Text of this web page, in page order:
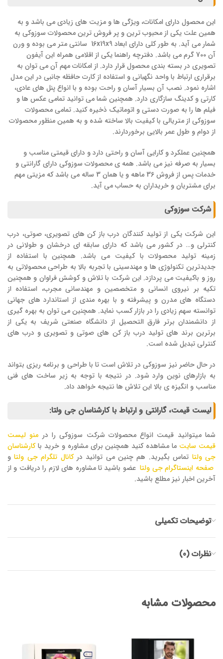
این محصول دارای امکانات، ویژگی ها و مزیت های زیادی می باشد و به
همین علت یکی از محبوب ترین و پر فروش ترین محصولات سوزوکی به
شمار می آید. به طور کلی دارای ابعاد 16x19x9 سانتی متر می بوده و ورن
آن 700 گرم می باشد. دفترچه راهنما یکی از اقلامی همراه این آیفون
تصویری در بسته بندی محصول قرار دارد. از امکانات مهم آن می توان به
برقراری ارتباط با واحد نگهبانی و استفاده از کارت حافظه جانبی در این مدل
اشاره نمود. نصب آن بسیار آسان و راحت بوده و با انواع پنل های عادی،
کارتی و کدینگ سازگاری دارد. همچنین شما می توانید تمامی عکس ها و
فیلم ها را به صورت دستی و اتوماتیک ذخیره کنید. تمامی محصولات
سوزوکی از متریالی با کیفیت بالا ساخته شده و به همین منظور محصولات
از دوام و طول عمر بالایی برخوردارند.
همچنین عملکرد و کارایی آسان و راحتی دارد و دارای قیمتی مناسب و
بسیار به صرفه نیز می باشد. همه ی محصولات سوزوکی دارای گارانتی و
خدمات پس از فروش 36 ماهه و یا همان 3 ساله می باشد که مزیتی مهم
برای مشتریان و خریداران به حساب می آید.
شرکت سوزوکی
این شرکت یکی از تولید کنندگان درب باز کن های تصویری، صوتی، درب
کنترلی و… در کشور می باشد که دارای سابقه ای درخشان و طولانی در
زمینه تولید محصولات با کیفیت می باشد. همچنین با استفاده از
جدیدترین تکنولوژی ها و مهندسینی با تجربه بالا به طراحی محصولاتی به
روز و باکیفیت می پردازد. این شرکت با تلاش و کوشش فراوان و همچنین
تکیه بر نیروی انسانی و متخصصین و مهندسانی مجرب، استفاده از
دستگاه های مدرن و پیشرفته و با بهره مندی از استاندارد های جهانی
توانسته سهم زیادی را در بازار کسب نماید. همچنین می توان به بهره گیری
از دانشمندان برتر فارق التحصیل از دانشگاه صنعتی شریف به یکی از
برترین برند های تولید درب باز کن های صوتی و تصویری و درب های
کنترلی تبدیل شده است.
در حال حاضر نیز سوزوکی در تلاش است تا با طراحی و برنامه ریزی بتواند
به بازارهای نوین وارد شود. در نتیجه با توجه به زیر ساخت های فنی
مناسب و انگیزه ی بالا این تلاش ها نتیجه خواهد داد.
لیست قیمت، گارانتی و ارتباط با کارشناسان جی ولتا:
شما میتوانید قیمت انواع محصولات شرکت سوزوکی را در منو لیست
قیمت سایت ما مشاهده کنید همچنین برای مشاوره و خرید باکارشناسان
جی ولتا تماس بگیرید. هم چنین می توانید درکانال تلگرام جی ولتاو
صفحه اینستاگرام جی ولتاعضو باشید تا مشاوره های لازم را دریافت و از
آخرین اخبار نیز مطلع باشید.
توضیحات تکمیلی
نظرات (0)
محصولات مشابه